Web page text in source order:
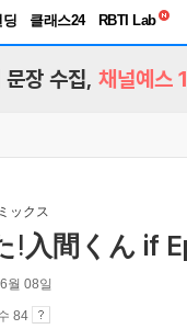
딩 클래스24
독서유형검사
장 수집, 채널예스
ックス
!入間くん if
월 08일
84